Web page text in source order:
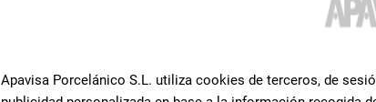
QUALCOSA È
Apavisa Porcelánico S.L. utiliza cookies de terceros, de